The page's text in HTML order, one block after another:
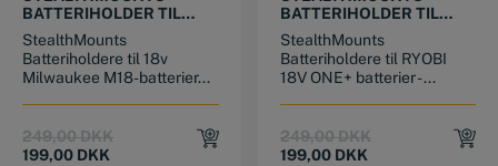
BATTERIHOLDER TIL
MILWAUKEE (6 STK)
StealthMounts
Batteriholdere til 18v
Milwaukee M18-batterier...
249,00DKKOriginal
199,00 DKK
Current
BATTERIHOLDER TIL
RYOBI (4 STK)
StealthMounts
Batteriholdere til RYOBI
18V ONE+ batterier - ...
249,00DKKOriginal
199,00 DKK
Current